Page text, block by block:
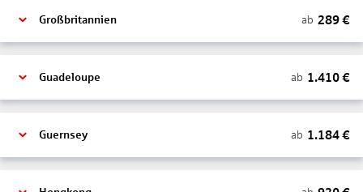
Großbritannien ab 289€
Guadeloupe ab 1.410€
Guernsey ab 1.184€